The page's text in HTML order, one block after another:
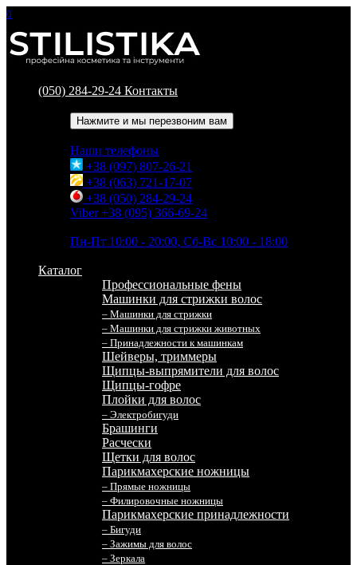
0
(050) 284-29-24 Контакты
Нажмите и мы перезвоним вам
Наши телефоны
+38 (097) 807-26-21
+38 (063) 721-17-07
+38 (050) 284-29-24
Viber +38 (095) 366-69-24
Пн-Пт 10:00 - 20:00, Сб-Вс 10:00 - 18:00
Каталог
Профессиональные фены
Машинки для стрижки волос
– Машинки для стрижки
– Машинки для стрижки животных
– Принадлежности к машинкам
Шейверы, триммеры
Щипцы-выпрямители для волос
Щипцы-гофре
Плойки для волос
– Электробигуди
Брашинги
Расчески
Щетки для волос
Парикмахерские ножницы
– Прямые ножницы
– Филировочные ножницы
Парикмахерские принадлежности
– Бигуди
– Зажимы для волос
– Зеркала